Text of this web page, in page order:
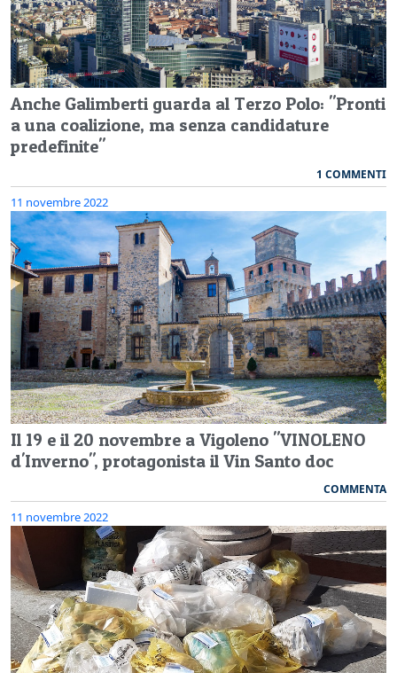
Anche Galimberti guarda al Terzo Polo: "Pronti
a una coalizione, ma senza candidature
predefinite"
1 COMMENTI
11 novembre 2022
Il 19 e il 20 novembre a Vigoleno "VINOLENO
d'Inverno", protagonista il Vin Santo doc
COMMENTA
11 novembre 2022